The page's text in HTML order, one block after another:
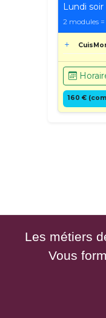
Lundi soir
2 modules =
160 €
Les métiers
Vous